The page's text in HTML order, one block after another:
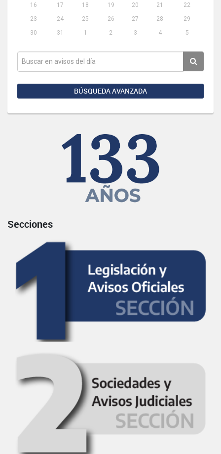
16
17 18 19 20 21
22
23
24 25 26 27 28
29
30
31 1 2 3 4 5
BÚSQUEDA AVANZADA
Secciones